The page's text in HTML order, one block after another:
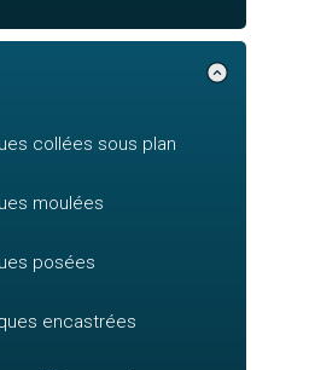
collées sous plan
moulées
posées
encastrées